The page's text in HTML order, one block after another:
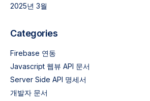
2025년 3월
Categories
Firebase 연동
Javascript 웹뷰 API 문서
Server Side API 명세서
개발자 문서